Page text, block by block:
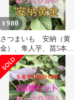
¥980
さつまいも 安納（黄
金）、隼人芋、苗5本ず
つ（合計10本）